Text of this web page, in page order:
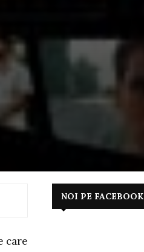
care
NOI PE FACEBOOK